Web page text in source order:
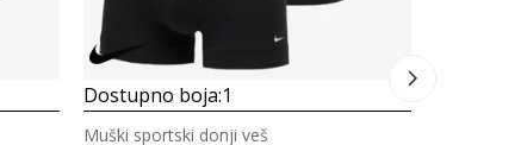
Dostupno boja:1
Muški sportski donji veš